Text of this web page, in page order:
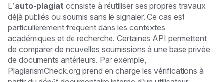
L’auto-plagiat consiste à réutiliser ses propres travaux
déjà publiés ou soumis sans le signaler. Ce cas est
particulièrement fréquent dans les contextes
académiques et de recherche. Certaines API permettent
de comparer de nouvelles soumissions à une base privée
de documents antérieurs. Par exemple,
PlagiarismCheck.org prend en charge les vérifications à